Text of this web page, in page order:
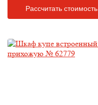
Рассчитать стоимость